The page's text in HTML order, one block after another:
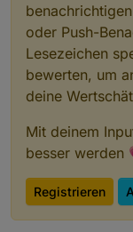
oder Push-
Lesezeichen
bewerten, um
deine
Mit deinem
besser werden
Registrieren